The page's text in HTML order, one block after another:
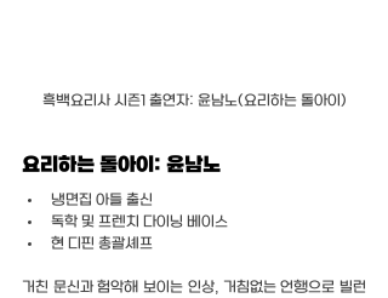
흑백요리사 시즌1 출연자: 윤남노(요리하는 돌아이)
요리하는 돌아이: 윤남노
냉면집 아들 출신
독학 및 프렌치 다이닝 베이스
현 디핀 총괄셰프
거친 문신과 험악해 보이는 인상, 거침없는 언행으로 빌런